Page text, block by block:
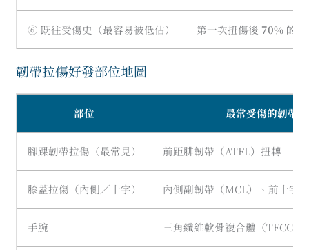
⑥ 既往受傷史（最容易被低估） 第一次扭傷後 70% 的人
韌帶拉傷好發部位地圖
部位 最常受傷的韌帶
腳踝韌帶拉傷（最常見） 前距腓韌帶（ATFL）扭轉
膝蓋拉傷（內側／十字） 內側副韌帶（MCL）、前十字
手腕 三角纖維軟骨複合體（TFCC）